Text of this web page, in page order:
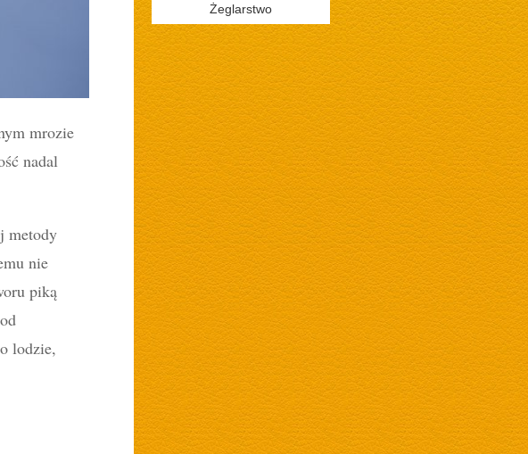
mrozie
nadal
metody
nie
piką
lodzie,
Żeglarstwo